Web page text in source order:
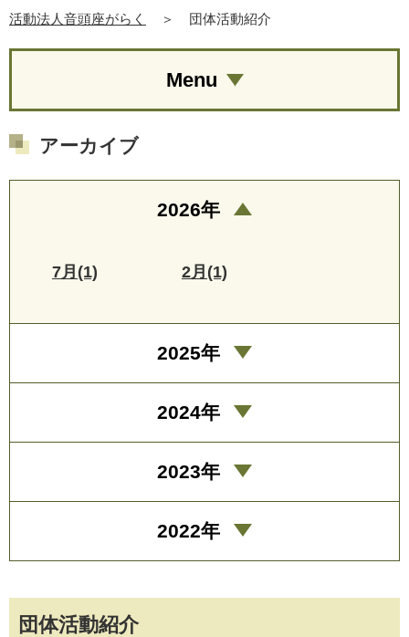
活動法人音頭座がらく
＞ 団体活動紹介
団体活動紹介
Menu
アーカイブ
2026年
7月(1) 2月(1)
2025年
2024年
2023年
2022年